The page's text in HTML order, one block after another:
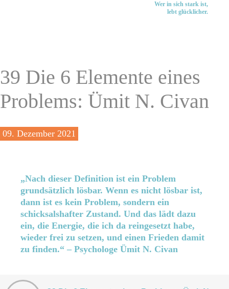
Wer in sich stark ist,
lebt glücklicher.
39 Die 6 Elemente eines
Problems: Ümit N. Civan
09. Dezember 2021
„Nach dieser Definition ist ein Problem
grundsätzlich lösbar. Wenn es nicht lösbar ist,
dann ist es kein Problem, sondern ein
schicksalshafter Zustand. Und das lädt dazu
ein, die Energie, die ich da reingesetzt habe,
wieder frei zu setzen, und einen Frieden damit
zu finden.“ – Psychologe Ümit N. Civan